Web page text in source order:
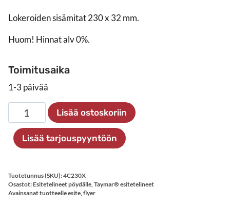
Lokeroiden sisämitat 230 x 32 mm.
Huom! Hinnat alv 0%.
Toimitusaika
1-3 päivää
Esiteteline
4xA4
pöydälle
määrä
Lisää ostoskoriin
Lisää tarjouspyyntöön
Tuotetunnus (SKU):4C230X
Osastot: Esitetelineet pöydälle Taymar® esitetelineet
Avainsanat tuotteelleesite flyer